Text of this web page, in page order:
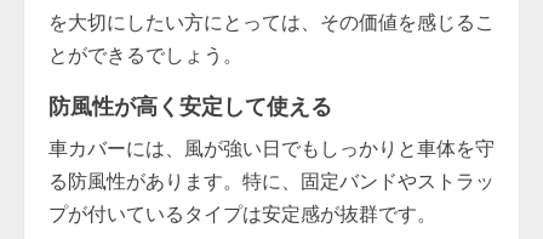
を大切にしたい方にとっては、その価値を感じるこ
とができるでしょう。
防風性が高く安定して使える
車カバーには、風が強い日でもしっかりと車体を守
る防風性があります。特に、固定バンドやストラッ
プが付いているタイプは安定感が抜群です。